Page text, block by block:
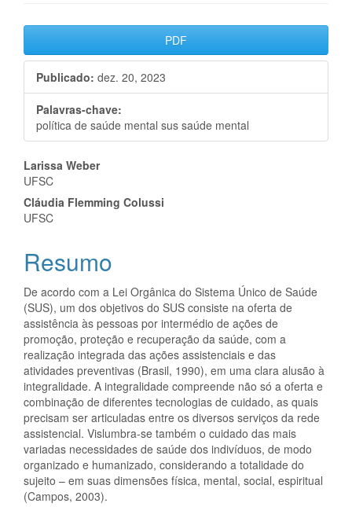
Barra
lateral
de
artigos
PDF
Publicado: dez. 20, 2023
Palavras-chave:
política de saúde mental sus saúde mental
Conteúdo
do
artigo
principal
Larissa Weber
UFSC
Cláudia Flemming Colussi
UFSC
Resumo
De acordo com a Lei Orgânica do Sistema Único de Saúde
(SUS), um dos objetivos do SUS consiste na oferta de
assistência às pessoas por intermédio de ações de
promoção, proteção e recuperação da saúde, com a
realização integrada das ações assistenciais e das
atividades preventivas (Brasil, 1990), em uma clara alusão à
integralidade. A integralidade compreende não só a oferta e
combinação de diferentes tecnologias de cuidado, as quais
precisam ser articuladas entre os diversos serviços da rede
assistencial. Vislumbra-se também o cuidado das mais
variadas necessidades de saúde dos indivíduos, de modo
organizado e humanizado, considerando a totalidade do
sujeito – em suas dimensões física, mental, social, espiritual
(Campos, 2003).